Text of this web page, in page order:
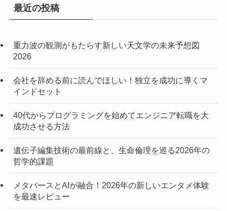
最近の投稿
重力波の観測がもたらす新しい天文学の未来予想図
2026
会社を辞める前に読んでほしい！独立を成功に導くマ
インドセット
40代からプログラミングを始めてエンジニア転職を大
成功させる方法
遺伝子編集技術の最前線と、生命倫理を巡る2026年の
哲学的課題
メタバースとAIが融合！2026年の新しいエンタメ体験
を最速レビュー